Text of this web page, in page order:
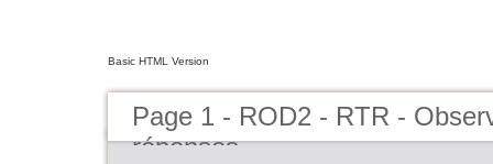
Basic HTML Version
Page 1 - ROD2 - RTR -
réponses